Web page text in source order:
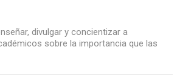
divulgar y concientizar a
sobre la importancia que las